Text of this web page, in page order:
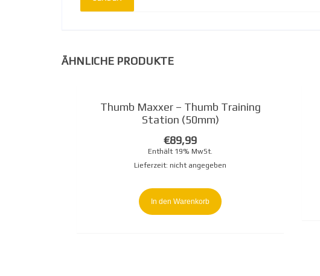
ÄHNLICHE PRODUKTE
Thumb Maxxer – Thumb Training
Station (50mm)
€89,99
Enthält 19% MwSt.
Lieferzeit: nicht angegeben
In den Warenkorb